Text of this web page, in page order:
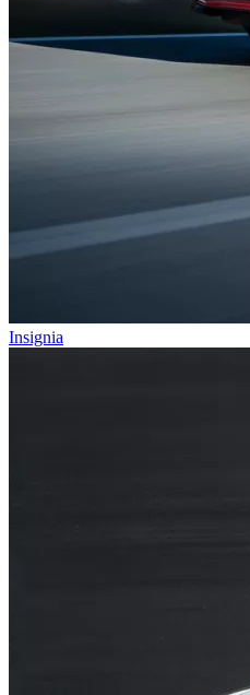
Insignia